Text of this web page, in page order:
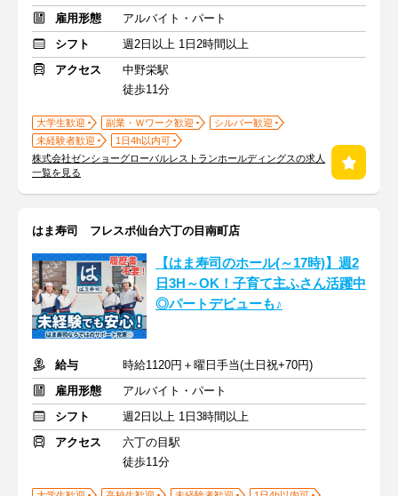
雇用形態
アルバイト・パート
シフト
週2日以上 1日2時間以上
アクセス
中野栄駅
徒歩11分
大学生歓迎 副業・Ｗワーク歓迎
シルバー歓迎
未経験者歓迎
1日4h以内可
株式会社ゼンショーグローバルレストランホールディングスの求人
一覧を見る
はま寿司 フレスポ仙台六丁の目南町店
【はま寿司のホール(～17時)】週2
日3H～OK！子育て主ふさん活躍中
◎パートデビューも♪
給与
時給1120円＋曜日手当(土日祝+70円)
雇用形態
アルバイト・パート
シフト
週2日以上 1日3時間以上
アクセス
六丁の目駅
徒歩11分